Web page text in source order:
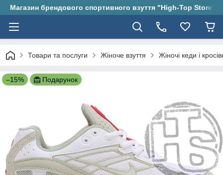
Магазин брендового спортивного взуття "High-Top Store"
Товари та послуги Жіноче взуття Жіночі кеди і
–15% Подарунок